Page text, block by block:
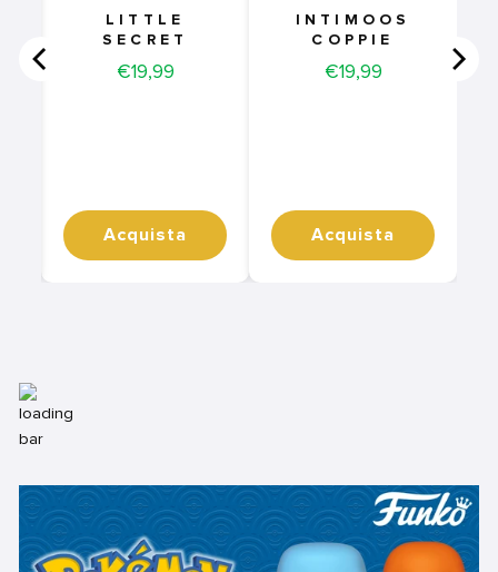
LITTLE
SECRET
Price
€19,99
Acquista
INTIMOOS
COPPIE
Price
€19,99
Acquista